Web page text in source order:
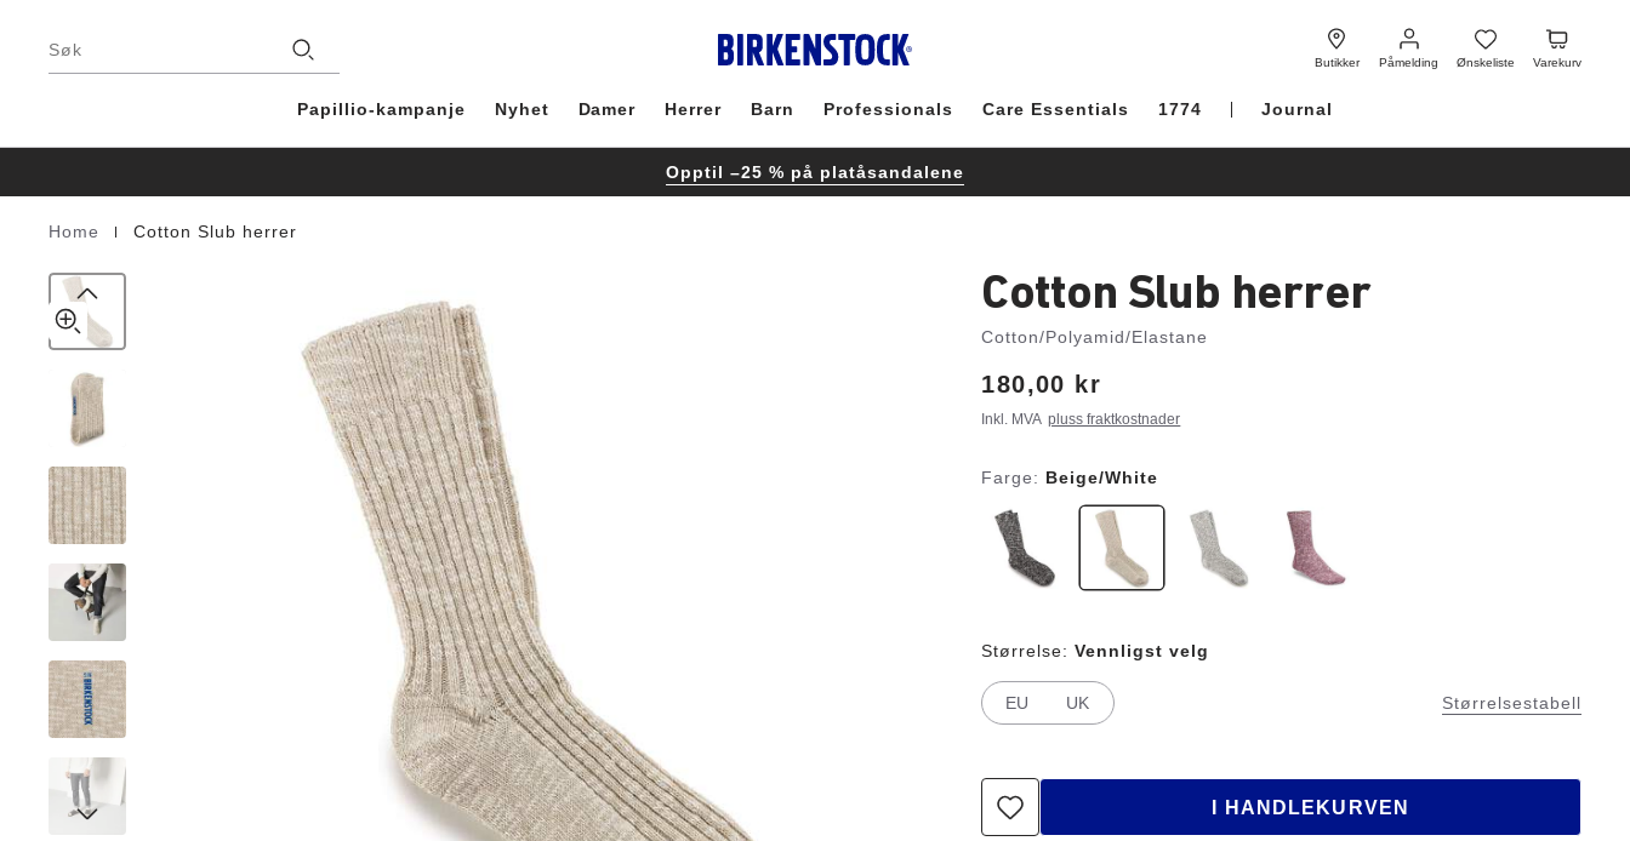
Søk
Butikker Påmelding
Påmelding
Ønskeliste
Ønskeliste
Varekurv
Varekurv
Papillio-kampanje Nyhet Damer Herrer Barn Professionals Care Essentials 1774 Journal
Opptil –25 % på platåsandalene
Homepage
Home Cotton Slub herrer
Cotton/Polyamid/Elastane
Cotton Slub herrer
Cotton/Polyamid/Elastane
Price:
180,00 kr
Inkl. MVA pluss fraktkostnader
Farge: Beige/White
Størrelsestabell
Størrelse: Vennligst velg
EU UK
I HANDLEKURVEN
product